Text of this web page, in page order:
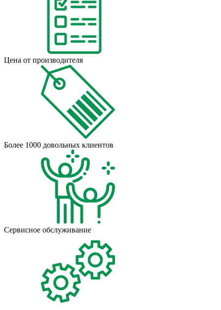
Цена от производителя
Более 1000 довольных клиентов
Сервисное обслуживание